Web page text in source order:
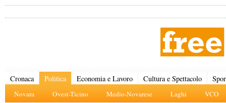
Cronaca Politica
Novara Ovest-Ticino Medio-Novarese Laghi VCO
Economia e Lavoro Cultura e Spettacolo